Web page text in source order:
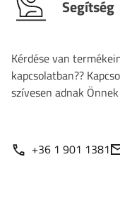
Segítség
Kérdése van
kapcsolatban??
szívesen adnak
+36 1 901 1381